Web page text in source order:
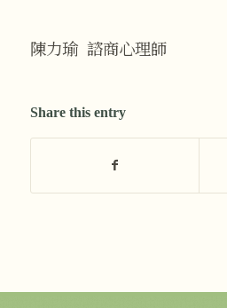
​陳力瑜 諮商心理師
Share this entry